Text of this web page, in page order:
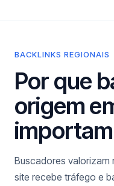
BACKLINKS REGIONAIS
Por que
origem
Buscadores valorizam
site recebe tráfego e